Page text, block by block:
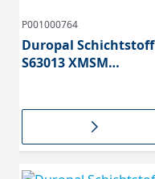
P001000764
Duropal Schichtstoff
S63013 XMSM